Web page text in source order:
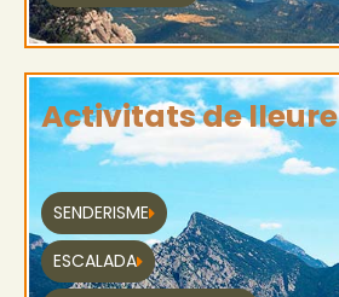
Activitats de lleure
SENDERISME
ESCALADA